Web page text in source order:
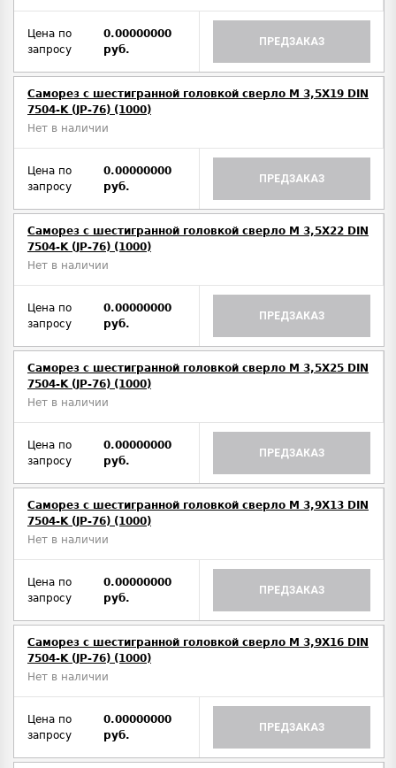
Цена по
запросу
0.00000000
руб.
ПРЕДЗАКАЗ
Саморез с шестигранной головкой сверло М 3,5Х19 DIN
7504-K (JP-76) (1000)
Нет в наличии
Цена по
запросу
0.00000000
руб.
ПРЕДЗАКАЗ
Саморез с шестигранной головкой сверло М 3,5Х22 DIN
7504-K (JP-76) (1000)
Нет в наличии
Цена по
запросу
0.00000000
руб.
ПРЕДЗАКАЗ
Саморез с шестигранной головкой сверло М 3,5Х25 DIN
7504-K (JP-76) (1000)
Нет в наличии
Цена по
запросу
0.00000000
руб.
ПРЕДЗАКАЗ
Саморез с шестигранной головкой сверло М 3,9Х13 DIN
7504-K (JP-76) (1000)
Нет в наличии
Цена по
запросу
0.00000000
руб.
ПРЕДЗАКАЗ
Саморез с шестигранной головкой сверло М 3,9Х16 DIN
7504-K (JP-76) (1000)
Нет в наличии
Цена по
запросу
0.00000000
руб.
ПРЕДЗАКАЗ